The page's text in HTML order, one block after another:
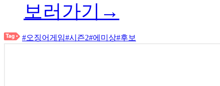
보러가기→
#오징어게임#시즌2#에미상#후보